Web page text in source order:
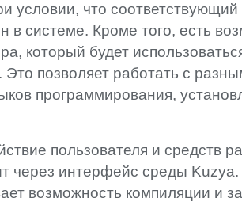
условии, что соответствующий
в системе. Кроме того, есть
который будет
Это позволяет работать с
программирования,
пользователя и средств
через интерфейс среды
возможность компиляции и